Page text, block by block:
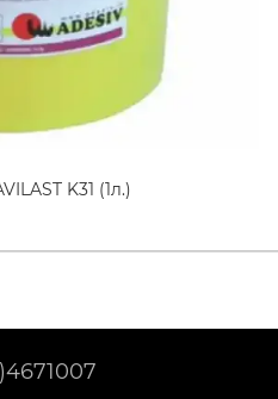
K31 (1л.)